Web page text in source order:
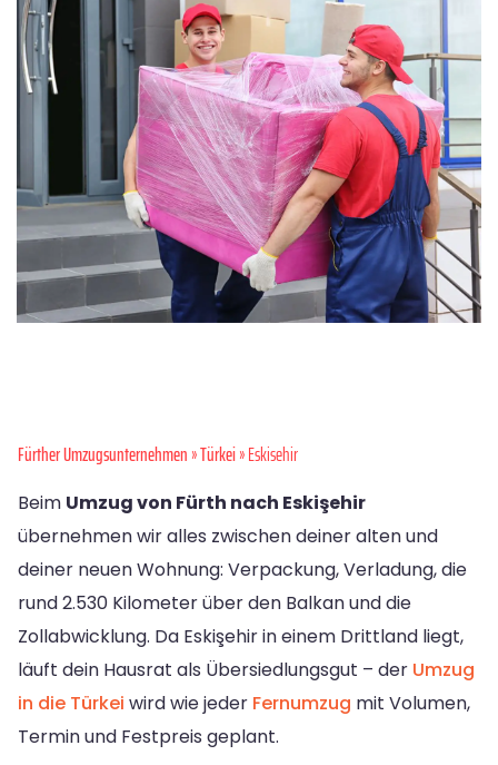
Fürther Umzugsunternehmen»Türkei» Eskisehir
Beim Umzug von Fürth nach Eskişehir
übernehmen wir alles zwischen deiner alten und
deiner neuen Wohnung: Verpackung, Verladung, die
rund 2.530 Kilometer über den Balkan und die
Zollabwicklung. Da Eskişehir in einem Drittland liegt,
läuft dein Hausrat als Übersiedlungsgut – der Umzug
in die Türkei wird wie jeder Fernumzug mit Volumen,
Termin und Festpreis geplant.